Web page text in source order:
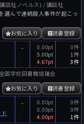
談社ノベルス) / 講談社
選んで連続殺人事件が起こっ
読書登録
お気に入り
-
0.00pt
5.00pt
4.67pt
0件
1件
3件
国学校図書館協議会
読書登録
お気に入り
-
0.00pt
0.00pt
4.00pt
0件
0件
1件